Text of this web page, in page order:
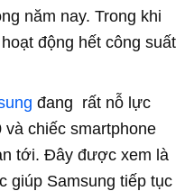
năm nay. Trong khi
động hết công suất
đang rất nỗ lực
chiếc smartphone
tới. Đây được xem là
giúp Samsung tiếp tục